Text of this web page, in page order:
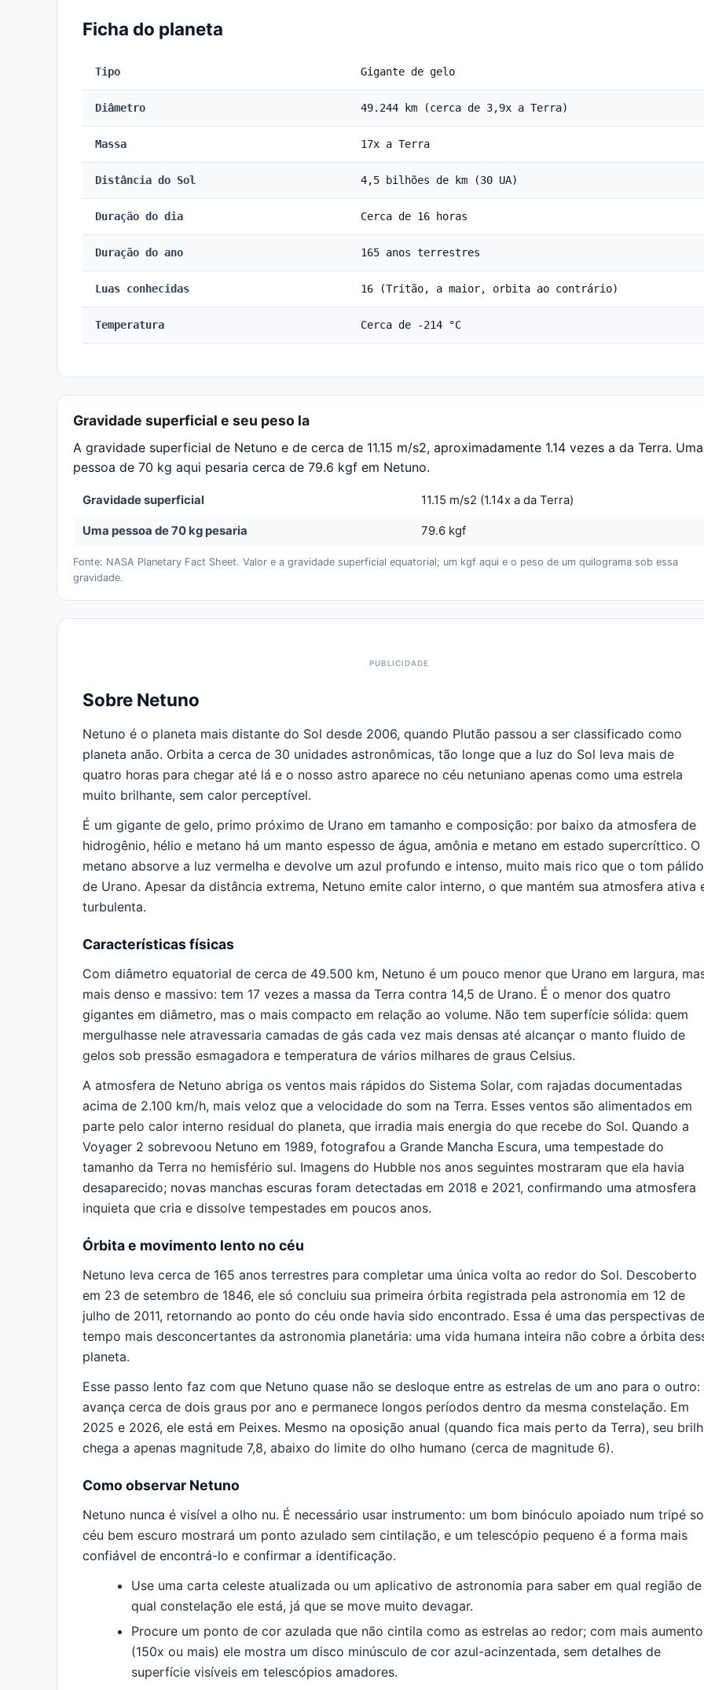
Ficha do planeta
Tipo Gigante de gelo
Diâmetro 49.244 km (cerca de 3,9x a Terra)
Massa 17x a Terra
Distância do Sol 4,5 bilhões de km (30 UA)
Duração do dia Cerca de 16 horas
Duração do ano 165 anos terrestres
Luas conhecidas 16 (Tritão, a maior, orbita ao contrário)
Temperatura Cerca de -214 °C
Gravidade superficial e seu peso la
A gravidade superficial de Netuno e de cerca de 11.15 m/s2, aproximadamente 1.14 vezes a da Terra. Uma
pessoa de 70 kg aqui pesaria cerca de 79.6 kgf em Netuno.
Gravidade superficial 11.15 m/s2 (1.14x a da Terra)
Uma pessoa de 70 kg pesaria 79.6 kgf
Fonte: NASA Planetary Fact Sheet. Valor e a gravidade superficial equatorial; um kgf aqui e o peso de um quilograma sob essa
gravidade.
Sobre Netuno
Netuno é o planeta mais distante do Sol desde 2006, quando Plutão passou a ser classificado como
planeta anão. Orbita a cerca de 30 unidades astronômicas, tão longe que a luz do Sol leva mais de
quatro horas para chegar até lá e o nosso astro aparece no céu netuniano apenas como uma estrela
muito brilhante, sem calor perceptível.
É um gigante de gelo, primo próximo de Urano em tamanho e composição: por baixo da atmosfera de
hidrogênio, hélio e metano há um manto espesso de água, amônia e metano em estado supercríttico. O
metano absorve a luz vermelha e devolve um azul profundo e intenso, muito mais rico que o tom pálido
de Urano. Apesar da distância extrema, Netuno emite calor interno, o que mantém sua atmosfera ativa
turbulenta.
Características físicas
Com diâmetro equatorial de cerca de 49.500 km, Netuno é um pouco menor que Urano em largura,
mais denso e massivo: tem 17 vezes a massa da Terra contra 14,5 de Urano. É o menor dos quatro
gigantes em diâmetro, mas o mais compacto em relação ao volume. Não tem superfície sólida: quem
mergulhasse nele atravessaria camadas de gás cada vez mais densas até alcançar o manto fluido de
gelos sob pressão esmagadora e temperatura de vários milhares de graus Celsius.
A atmosfera de Netuno abriga os ventos mais rápidos do Sistema Solar, com rajadas documentadas
acima de 2.100 km/h, mais veloz que a velocidade do som na Terra. Esses ventos são alimentados em
parte pelo calor interno residual do planeta, que irradia mais energia do que recebe do Sol. Quando a
Voyager 2 sobrevoou Netuno em 1989, fotografou a Grande Mancha Escura, uma tempestade do
tamanho da Terra no hemisfério sul. Imagens do Hubble nos anos seguintes mostraram que ela havia
desaparecido; novas manchas escuras foram detectadas em 2018 e 2021, confirmando uma atmosfera
inquieta que cria e dissolve tempestades em poucos anos.
Órbita e movimento lento no céu
Netuno leva cerca de 165 anos terrestres para completar uma única volta ao redor do Sol. Descoberto
em 23 de setembro de 1846, ele só concluiu sua primeira órbita registrada pela astronomia em 12 de
julho de 2011, retornando ao ponto do céu onde havia sido encontrado. Essa é uma das perspectivas de
tempo mais desconcertantes da astronomia planetária: uma vida humana inteira não cobre a órbita
planeta.
Esse passo lento faz com que Netuno quase não se desloque entre as estrelas de um ano para o outro:
avança cerca de dois graus por ano e permanece longos períodos dentro da mesma constelação. Em
2025 e 2026, ele está em Peixes. Mesmo na oposição anual (quando fica mais perto da Terra), seu
chega a apenas magnitude 7,8, abaixo do limite do olho humano (cerca de magnitude 6).
Como observar Netuno
Netuno nunca é visível a olho nu. É necessário usar instrumento: um bom binóculo apoiado num tripé
céu bem escuro mostrará um ponto azulado sem cintilação, e um telescópio pequeno é a forma mais
confiável de encontrá-lo e confirmar a identificação.
Use uma carta celeste atualizada ou um aplicativo de astronomia para saber em qual região de
qual constelação ele está, já que se move muito devagar.
Procure um ponto de cor azulada que não cintila como as estrelas ao redor; com mais aumento
(150x ou mais) ele mostra um disco minúsculo de cor azul-acinzentada, sem detalhes de
superfície visíveis em telescópios amadores.